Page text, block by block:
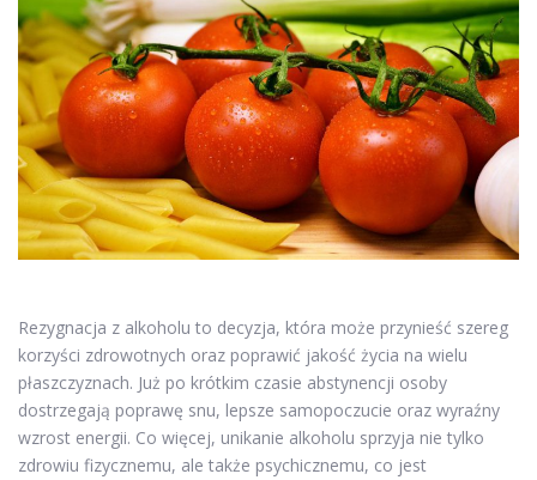
Rezygnacja z alkoholu to decyzja, która może przynieść szereg
korzyści zdrowotnych oraz poprawić jakość życia na wielu
płaszczyznach. Już po krótkim czasie abstynencji osoby
dostrzegają poprawę snu, lepsze samopoczucie oraz wyraźny
wzrost energii. Co więcej, unikanie alkoholu sprzyja nie tylko
zdrowiu fizycznemu, ale także psychicznemu, co jest